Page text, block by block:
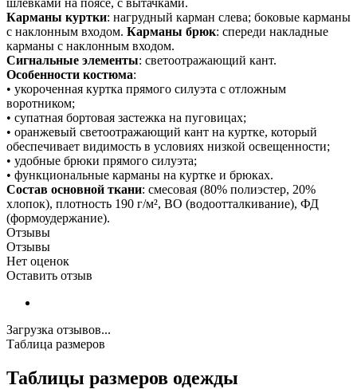
Карманы куртки: нагрудный карман слева; боковые карманы
с наклонным входом. Карманы брюк: спереди накладные
карманы с наклонным входом.
Сигнальные элементы: светоотражающий кант.
Особенности костюма:
• укороченная куртка прямого силуэта с отложным
воротником;
• супатная бортовая застежка на пуговицах;
• оранжевый светоотражающий кант на куртке, который
обеспечивает видимость в условиях низкой освещенности;
• удобные брюки прямого силуэта;
• функциональные карманы на куртке и брюках.
Состав основной ткани: смесовая (80% полиэстер, 20%
хлопок), плотность 190 г/м², ВО (водоотталкивание), ФД
(формоудержание).
Отзывы
Отзывы
Нет оценок
Оставить отзыв
Загрузка отзывов...
Таблица размеров
Таблицы размеров одежды